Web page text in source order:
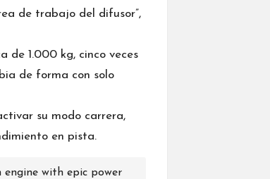
de trabajo del difusor”,
de 1.000 kg, cinco veces
de forma con solo
su modo carrera,
en pista.
engine with epic power